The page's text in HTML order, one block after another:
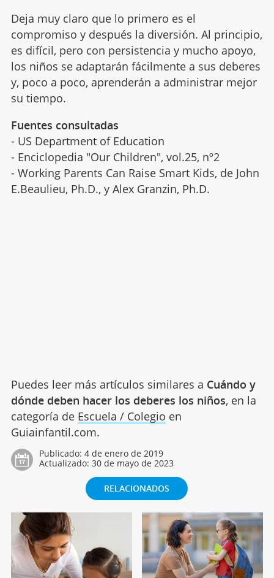
Deja muy claro que lo primero es el
compromiso y después la diversión. Al principio,
es difícil, pero con persistencia y mucho apoyo,
los niños se adaptarán fácilmente a sus deberes
y, poco a poco, aprenderán a administrar mejor
su tiempo.
Fuentes consultadas
- US Department of Education
- Enciclopedia "Our Children", vol.25, nº2
- Working Parents Can Raise Smart Kids, de John
E.Beaulieu, Ph.D., y Alex Granzin, Ph.D.
Puedes leer más artículos similares a Cuándo y
dónde deben hacer los deberes los niños, en la
categoría de Escuela / Colegio en
Guiainfantil.com.
Publicado: 4 de enero de 2019
Actualizado: 30 de mayo de 2023
RELACIONADOS